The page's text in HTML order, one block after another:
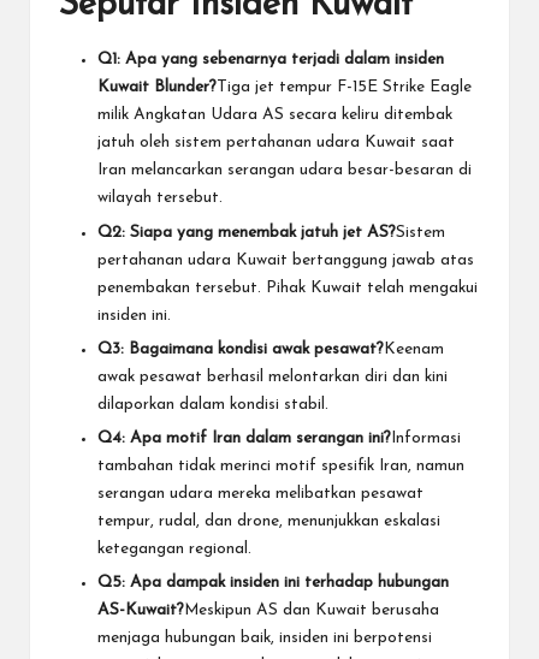
Q1: Apa yang sebenarnya terjadi dalam insiden
Kuwait Blunder? Tiga jet tempur F-15E Strike Eagle
milik Angkatan Udara AS secara keliru ditembak
jatuh oleh sistem pertahanan udara Kuwait saat
Iran melancarkan serangan udara besar-besaran di
wilayah tersebut.
Q2: Siapa yang menembak jatuh jet AS?Sistem
pertahanan udara Kuwait bertanggung jawab atas
penembakan tersebut. Pihak Kuwait telah mengakui
insiden ini.
Q3: Bagaimana kondisi awak pesawat? Keenam
awak pesawat berhasil melontarkan diri dan kini
dilaporkan dalam kondisi stabil.
Q4: Apa motif Iran dalam serangan ini? Informasi
tambahan tidak merinci motif spesifik Iran, namun
serangan udara mereka melibatkan pesawat
tempur, rudal, dan drone, menunjukkan eskalasi
ketegangan regional.
Q5: Apa dampak insiden ini terhadap hubungan
AS-Kuwait? Meskipun AS dan Kuwait berusaha
menjaga hubungan baik, insiden ini berpotensi